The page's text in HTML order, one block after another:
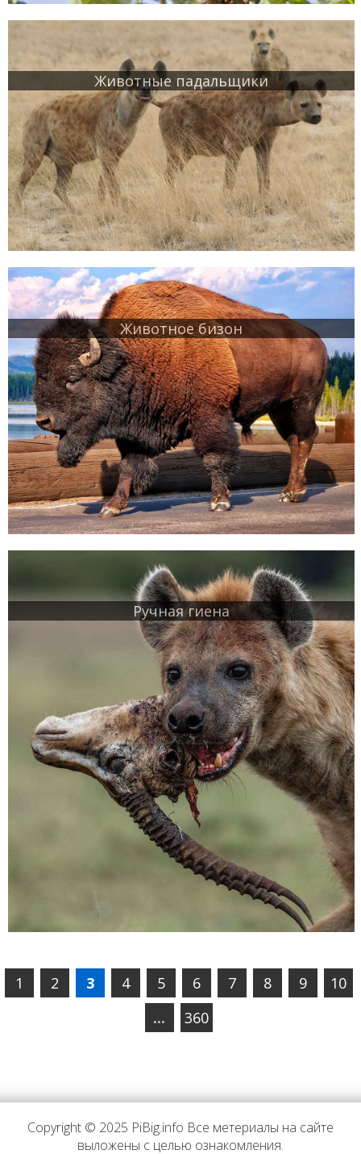
Животные падальщики
Животное бизон
Ручная гиена
1 2 3 4 5 6 7 8 9
10
...
360
Copyright © 2025 PiBig.info Все метериалы на сайте
выложены с целью ознакомления.